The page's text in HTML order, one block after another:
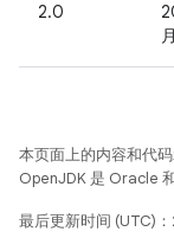
2.0
本页面上的内容和代
OpenJDK 是 Oracle
最后更新时间 (UTC)